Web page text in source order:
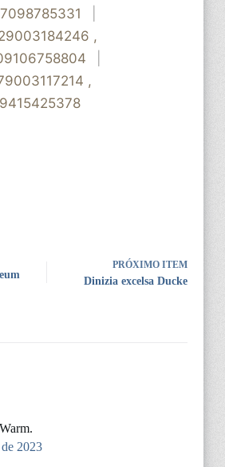
,
,
PRÓXIMO ITEM
Dinizia excelsa Ducke
2023